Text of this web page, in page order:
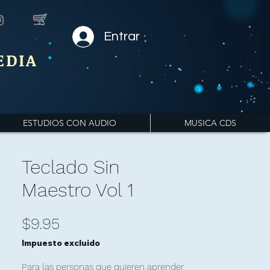
Entrar
ESTUDIOS CON AUDIO MUSICA CDS
Teclado Sin
Maestro Vol 1
$9.95
Impuesto excluido
Para las personas que quieren aprender